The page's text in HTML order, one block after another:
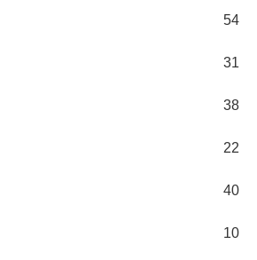
54
31
38
22
40
10